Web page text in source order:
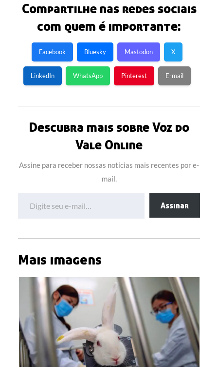
Compartilhe nas redes sociais
com quem é importante:
Facebook Bluesky Mastodon X
LinkedIn WhatsApp Pinterest E-mail
Descubra mais sobre Voz do
Vale Online
Assine para receber nossas notícias mais recentes por e-
mail.
Assinar
Mais imagens